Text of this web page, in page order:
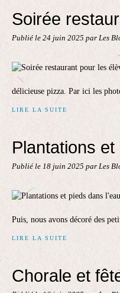
Soirée
Publié le 24 juin 2025 par Les
délicieuse pizza. Par ici les
LIRE LA SUITE
Plantations
Publié le 18 juin 2025 par Les
Puis, nous avons décoré des
LIRE LA SUITE
Chorale et